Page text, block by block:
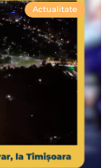
Actualitate